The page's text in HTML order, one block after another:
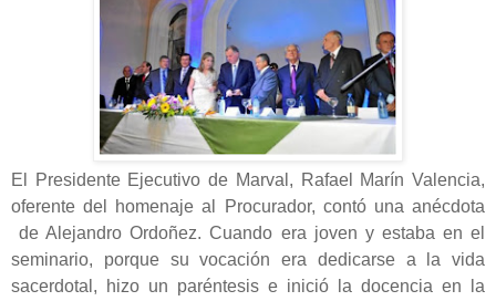
El Presidente Ejecutivo de Marval, Rafael Marín Valencia,
oferente del homenaje al Procurador, contó una anécdota
de Alejandro Ordoñez. Cuando era joven y estaba en el
seminario, porque su vocación era dedicarse a la vida
sacerdotal, hizo un paréntesis e inició la docencia en la